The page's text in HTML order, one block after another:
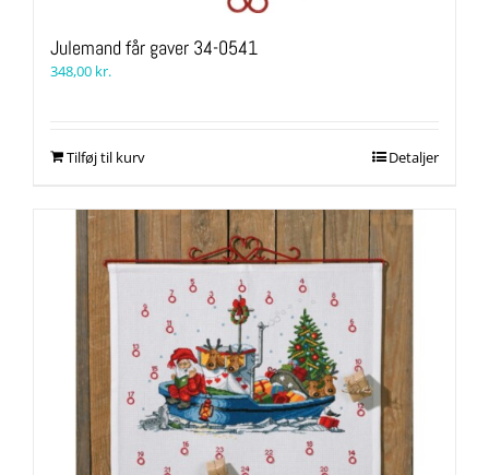
Julemand får gaver 34-0541
348,00 kr.
Tilføj til kurv Detaljer